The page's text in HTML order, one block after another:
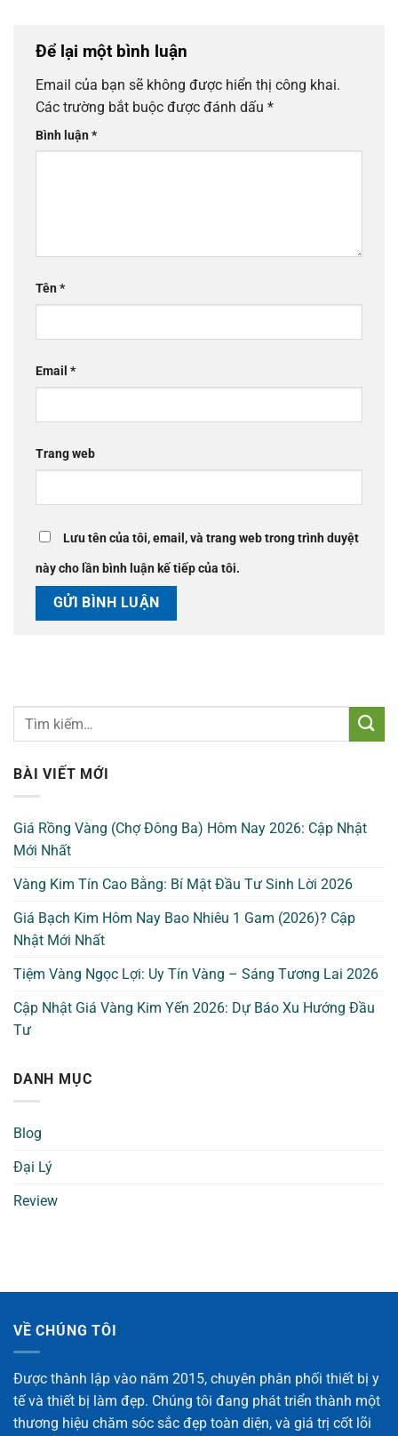
Để lại một bình luận
Email của bạn sẽ không được hiển thị công khai.
Các trường bắt buộc được đánh dấu *
Bình luận*
Tên*
Email *
Trang web
Lưu tên của tôi, email, và trang web trong trình duyệt
này cho lần bình luận kế tiếp của tôi.
BÀI VIẾT MỚI
Giá Rồng Vàng (Chợ Đông Ba) Hôm Nay 2026: Cập Nhật
Mới Nhất
Vàng Kim Tín Cao Bằng: Bí Mật Đầu Tư Sinh Lời 2026
Giá Bạch Kim Hôm Nay Bao Nhiêu 1 Gam (2026)? Cập
Nhật Mới Nhất
Tiệm Vàng Ngọc Lợi: Uy Tín Vàng – Sáng Tương Lai 2026
Cập Nhật Giá Vàng Kim Yến 2026: Dự Báo Xu Hướng Đầu
Tư
DANH MỤC
Blog
Đại Lý
Review
VỀ CHÚNG TÔI
Được thành lập vào năm 2015, chuyên phân phối thiết bị y
tế và thiết bị làm đẹp. Chúng tôi đang phát triển thành một
thương hiệu chăm sóc sắc đẹp toàn diện, và giá trị cốt lõi